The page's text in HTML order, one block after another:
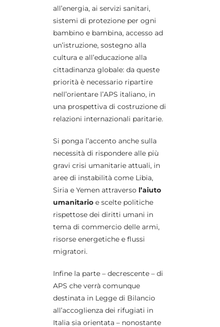
all’energia, ai servizi sanitari,
sistemi di protezione per ogni
bambino e bambina, accesso ad
un’istruzione, sostegno alla
cultura e all’educazione alla
cittadinanza globale: da queste
priorità è necessario ripartire
nell’orientare l’APS italiano, in
una prospettiva di costruzione di
relazioni internazionali paritarie.
Si ponga l’accento anche sulla
necessità di rispondere alle più
gravi crisi umanitarie attuali, in
aree di instabilità come Libia,
Siria e Yemen attraverso l’aiuto
umanitarioe scelte politiche
rispettose dei diritti umani in
tema di commercio delle armi,
risorse energetiche e flussi
migratori.
Infine la parte – decrescente – di
APS che verrà comunque
destinata in Legge di Bilancio
all’accoglienza dei rifugiati in
Italia sia orientata – nonostante